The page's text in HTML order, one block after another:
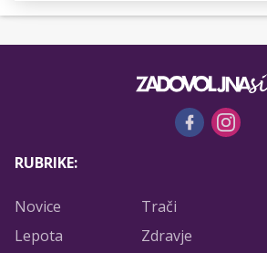
RUBRIKE:
Novice Trači
Lepota
Zdravje